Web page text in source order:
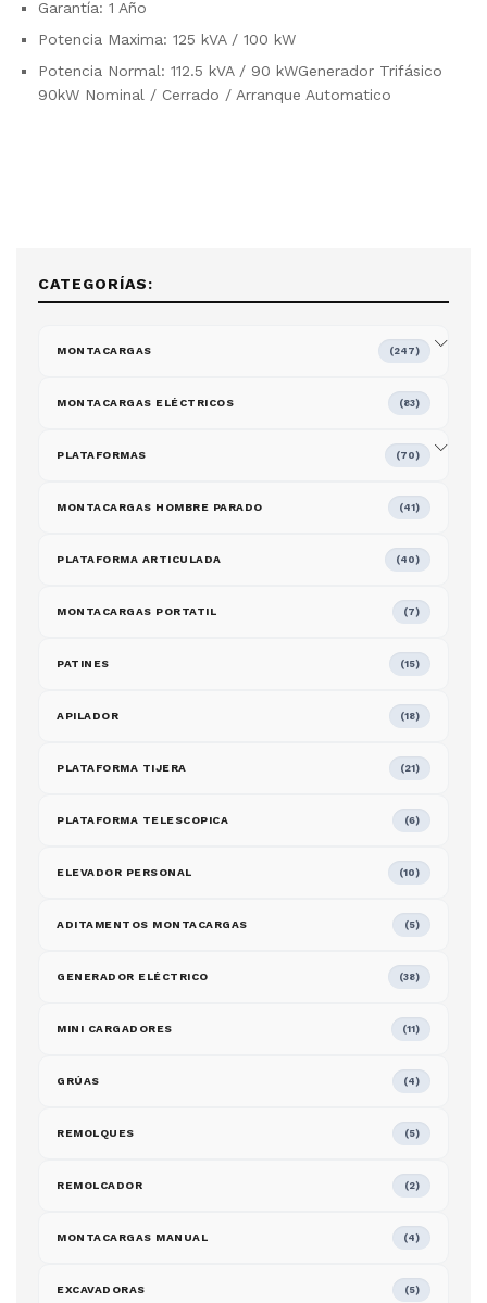
Garantía: 1 Año
Potencia Maxima: 125 kVA / 100 kW
Potencia Normal: 112.5 kVA / 90 kWGenerador Trifásico
90kW Nominal / Cerrado / Arranque Automatico
CATEGORÍAS:
MONTACARGAS (247)
MONTACARGAS ELÉCTRICOS (83)
PLATAFORMAS (70)
MONTACARGAS HOMBRE PARADO (41)
PLATAFORMA ARTICULADA (40)
MONTACARGAS PORTATIL (7)
PATINES (15)
APILADOR (18)
PLATAFORMA TIJERA (21)
PLATAFORMA TELESCOPICA (6)
ELEVADOR PERSONAL (10)
ADITAMENTOS MONTACARGAS (5)
GENERADOR ELÉCTRICO (38)
MINI CARGADORES (11)
GRÚAS (4)
REMOLQUES (5)
REMOLCADOR (2)
MONTACARGAS MANUAL (4)
EXCAVADORAS (5)